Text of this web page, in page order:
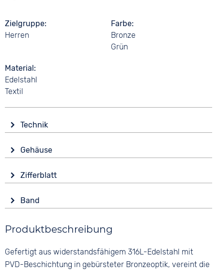
Zielgruppe
Herren
Farbe
Bronze
Grün
Material
Edelstahl
Textil
Technik
Automatik
Funktionen
Datumsanzeige
Wasserdicht
Gehäuse
Saphirglas
Form
Rund
Material
Farbe
Bronze
Zifferblatt
Analog
Grün
Ziffern
Keine
Band
Grün
Material
Produktbeschreibung
Gefertigt aus widerstandsfähigem 316L-Edelstahl mit
PVD-Beschichtung in gebürsteter Bronzeoptik, vereint die